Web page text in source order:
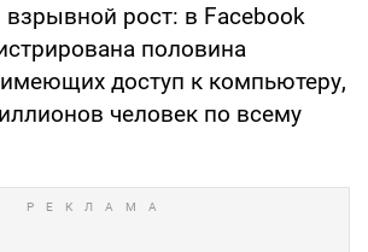
взрывной рост: в Facebook
половина
доступ к компьютеру,
человек по всему